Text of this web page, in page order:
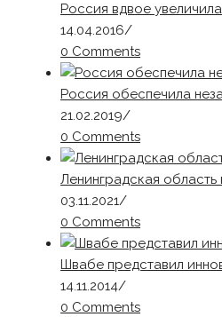
Россия вдвое
14.04.2016/
0 Comments
Россия обеспечила
21.02.2019/
0 Comments
Ленинградская
03.11.2021/
0 Comments
Швабе представил
14.11.2014/
0 Comments